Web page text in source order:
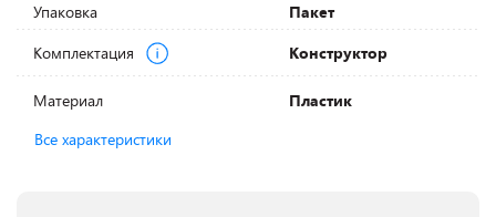
Упаковка
Пакет
Комплектация
Конструктор
Материал
Пластик
Все характеристики